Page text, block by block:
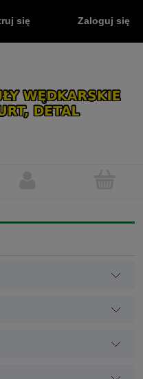
się Zaloguj się